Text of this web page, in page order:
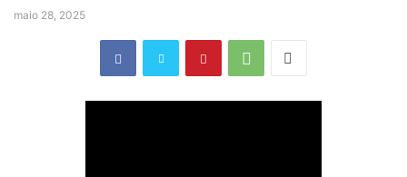
maio 28, 2025